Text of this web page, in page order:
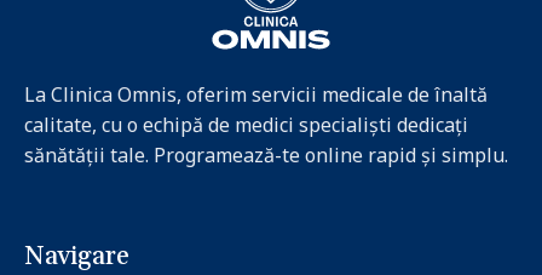
La Clinica Omnis, oferim servicii medicale de înaltă
calitate, cu o echipă de medici specialiști dedicați
sănătății tale. Programează-te online rapid și simplu.
Navigare